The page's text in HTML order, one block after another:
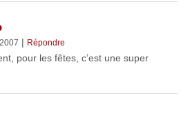
| Répondre
pour les fêtes, c’est une super